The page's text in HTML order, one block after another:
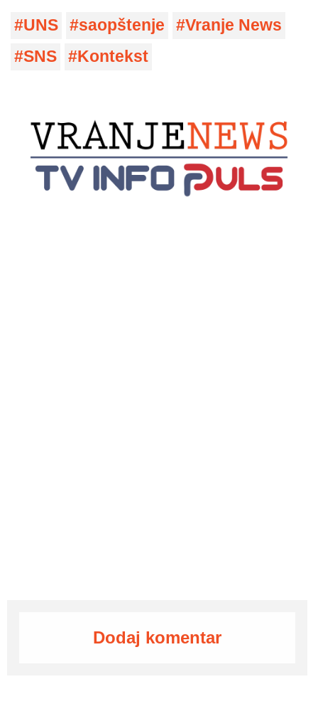
UNS saopštenje
Vranje News
SNS
Kontekst
Dodaj komentar